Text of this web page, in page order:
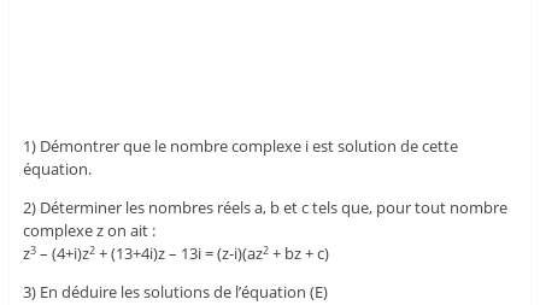
1) Démontrer que le nombre complexe i est solution de cette
équation.
2) Déterminer les nombres réels a, b et c tels que, pour tout nombre
complexe z on ait :
z3– (4+i)z2+ (13+4i)z – 13i = (z-i)(az2+ bz + c)
3) En déduire les solutions de l’équation (E)